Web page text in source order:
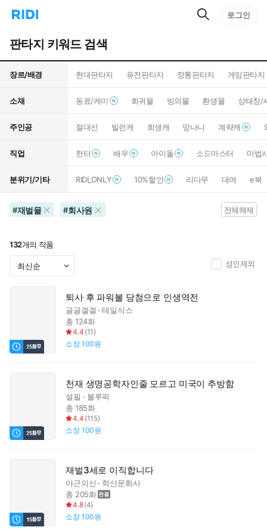
리
으
로
이
동
턴
트
검
색
검
로그인
판타지 키워드 검색
장르/배경 현대판타지 퓨전판타지 정통판타지 게임판타지
소재 동료/케미 회귀물 빙의물 환생물 상태창/
주인공 절대선 빌런캐 희생캐 망나니 계략캐
직업 헌터 배우 아이돌 소드마스터 마법
분위기/기타 RIDI_ONLY 10%할인 리다무 대여 e북
#재벌물 #회사원 전체해제
132개의 작품
성인제외
퇴사 후 파워볼 당첨으로 인생역전
글글겔겔
테일식스
총 124화
4.4 (11 )
소장 100원
천재 생명공학자인줄 모르고 미국이 추방함
설필
블루픽
총 185화
4.4 (115)
소장 100원
재벌3세로 이직합니다
야근의신
학산문화사
총 205화
4.8(4)
소장 100원